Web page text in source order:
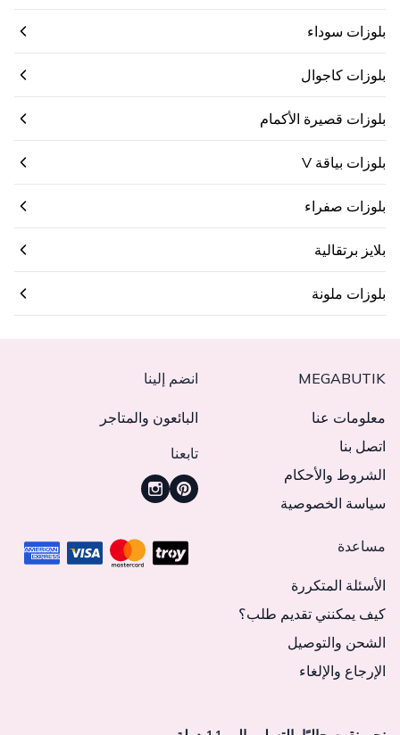
بلوزات سوداء
بلوزات كاجوال
بلوزات قصيرة الأكمام
بلوزات بياقة V
بلوزات صفراء
بلايز برتقالية
بلوزات ملونة
MEGABUTIK
معلومات عنا
اتصل بنا
الشروط والأحكام
سياسة الخصوصية
انضم إلينا
البائعون والمتاجر
تابعنا
مساعدة
الأسئلة المتكررة
كيف يمكنني تقديم طلب؟
الشحن والتوصيل
الإرجاع والإلغاء